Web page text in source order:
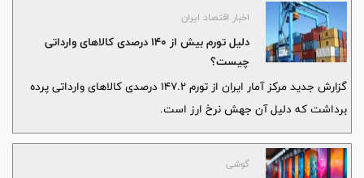
اعضای هیئت‌مدیره این شرکت، مدیران عامل ادوار گذشته، کارکنان
ستادی و عملیاتی و جمعی از مدیران و همکاران هلدینگ انرژي سينا،
برگزار شد.
اخبار اقتصاد ایران
دلیل تورم بیش از 140 درصدی کالاهای وارداتی
چیست؟
گزارش جدید مرکز آمار ایران از تورم 147.2 درصدی کالاهای وارداتی پرده
برداشت که دلیل آن جهش نرخ ارز است.
گوشی